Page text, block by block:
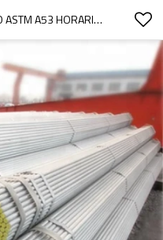
MARCA YOUFA GALVANIZADO ASTM A53 HORARIO 40 PRECIO DE TUBERÍA DE ACERO GALVANIZADO